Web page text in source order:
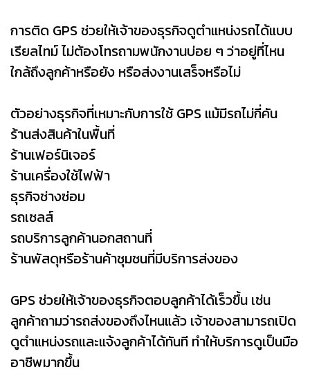
การติด GPS ช่วยให้เจ้าของธุรกิจดูตำแหน่งรถได้แบบ
เรียลไทม์ ไม่ต้องโทรถามพนักงานบ่อย ๆ ว่าอยู่ที่ไหน
ใกล้ถึงลูกค้าหรือยัง หรือส่งงานเสร็จหรือไม่
ตัวอย่างธุรกิจที่เหมาะกับการใช้ GPS แม้มีรถไม่กี่คัน
ร้านส่งสินค้าในพื้นที่
ร้านเฟอร์นิเจอร์
ร้านเครื่องใช้ไฟฟ้า
ธุรกิจช่างซ่อม
รถเซลส์
รถบริการลูกค้านอกสถานที่
ร้านพัสดุหรือร้านค้าชุมชนที่มีบริการส่งของ
GPS ช่วยให้เจ้าของธุรกิจตอบลูกค้าได้เร็วขึ้น เช่น
ลูกค้าถามว่ารถส่งของถึงไหนแล้ว เจ้าของสามารถเปิด
ดูตำแหน่งรถและแจ้งลูกค้าได้ทันที ทำให้บริการดูเป็นมือ
อาชีพมากขึ้น